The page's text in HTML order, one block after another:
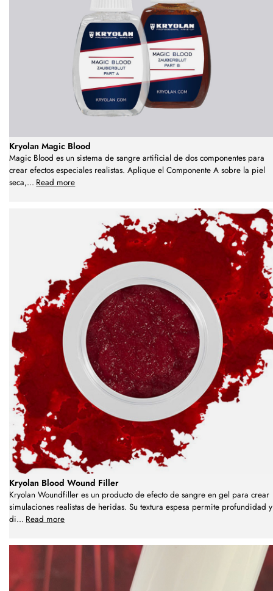
Kryolan Magic Blood
Magic Blood es un sistema de sangre artificial de dos componentes para
crear efectos especiales realistas. Aplique el Componente A sobre la piel
seca,... Read more
Kryolan Blood Wound Filler
Kryolan Woundfiller es un producto de efecto de sangre en gel para crear
simulaciones realistas de heridas. Su textura espesa permite profundidad y
di... Read more